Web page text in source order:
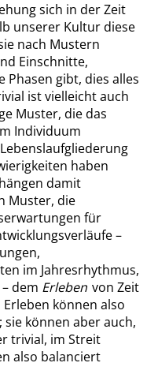
sich in der Zeit
unserer Kultur diese
nach Mustern
Einschnitte,
gibt, dies alles
ist vielleicht auch
Muster, die das
Individuum
haben
damit
Muster, die
für
–
im Jahresrhythmus,
dem Erleben von Zeit
können also
können aber auch,
trivial, im Streit
also balanciert